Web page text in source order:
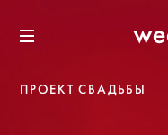
к содержанию
ПРОЕКТ СВАДЬБЫ